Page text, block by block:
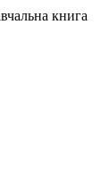
книга